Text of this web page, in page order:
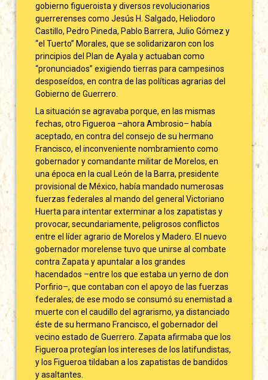
gobierno figueroista y diversos revolucionarios
guerrerenses como Jesús H. Salgado, Heliodoro
Castillo, Pedro Pineda, Pablo Barrera, Julio Gómez y
“el Tuerto” Morales, que se solidarizaron con los
principios del Plan de Ayala y actuaban como
“pronunciados” exigiendo tierras para campesinos
desposeídos, en contra de las políticas agrarias del
Gobierno de Guerrero.
La situación se agravaba porque, en las mismas
fechas, otro Figueroa –ahora Ambrosio– había
aceptado, en contra del consejo de su hermano
Francisco, el inconveniente nombramiento como
gobernador y comandante militar de Morelos, en
una época en la cual León de la Barra, presidente
provisional de México, había mandado numerosas
fuerzas federales al mando del general Victoriano
Huerta para intentar exterminar a los zapatistas y
provocar, secundariamente, peligrosos conflictos
entre el líder agrario de Morelos y Madero. El nuevo
gobernador morelense tuvo que unirse al combate
contra Zapata y apuntalar a los grandes
hacendados –entre los que estaba un yerno de don
Porfirio–, que contaban con el apoyo de las fuerzas
federales; de ese modo se consumó su enemistad a
muerte con el caudillo del agrarismo, ya distanciado
éste de su hermano Francisco, el gobernador del
vecino estado de Guerrero. Zapata afirmaba que los
Figueroa protegían los intereses de los latifundistas,
y los Figueroa tildaban a los zapatistas de bandidos
y asaltantes.